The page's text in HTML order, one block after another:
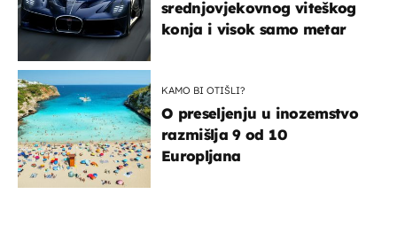
srednjovjekovnog viteškog
konja i visok samo metar
KAMO BI OTIŠLI?
O preseljenju u inozemstvo
razmišlja 9 od 10
Europljana